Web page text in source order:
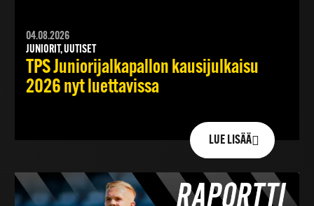
04.08.2026
JUNIORIT, UUTISET
TPS Juniorijalkapallon kausijulkaisu
2026 nyt luettavissa
LUE LISÄÄ